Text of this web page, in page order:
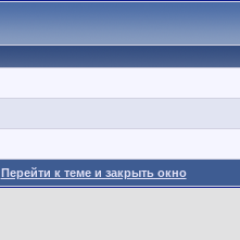
Перейти к теме и закрыть окно